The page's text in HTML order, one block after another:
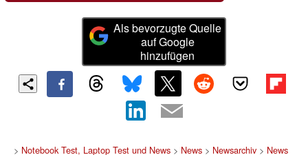
Als bevorzugte Quelle
auf Google
hinzufügen
> Notebook Test, Laptop Test und News> News> Newsarchiv> News